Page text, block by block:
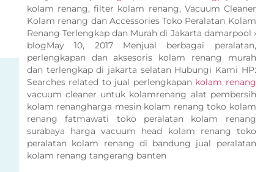
kolam renang, filter kolam renang, Vacuum Cleaner
Kolam renang dan Accessories Toko Peralatan Kolam
Renang Terlengkap dan Murah di Jakarta damarpool ›
blogMay 10, 2017 Menjual berbagai peralatan,
perlengkapan dan aksesoris kolam renang murah
dan terlengkap di jakarta selatan Hubungi Kami HP:
Searches related to jual perlengkapan kolam renang
vacuum cleaner untuk kolamrenang alat pembersih
kolam renangharga mesin kolam renang toko kolam
renang fatmawati toko peralatan kolam renang
surabaya harga vacuum head kolam renang toko
peralatan kolam renang di bandung jual peralatan
kolam renang tangerang banten